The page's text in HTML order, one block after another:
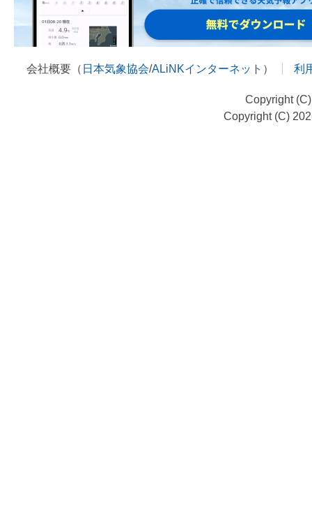
会社概要（ 日本気象協会/ALiNKインターネット ） 利
Copyright
Copyright (C)